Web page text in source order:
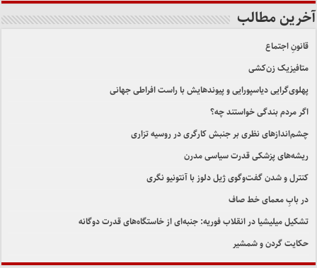
آخرین مطالب
قانونِ اجتماع
متافیزیک زن‌کشی
پهلوی‌گرایی دیاسپورایی و پیوندهایش با راست افراطی جهانی
اگر مردم بندگی خواستند چه؟
چشم‌اندازهای نظری بر جنبش کارگری در روسیه تزاری
ریشه‌های پزشکی قدرت سیاسی مدرن
کنترل و شدن گفت‌وگوی ژیل دلوز با آنتونیو نگری
در بابِ معمای خط صاف
تشکیل میلیشیا در انقلاب فوریه: جنبه‌ای از خاستگاه‌های قدرت دوگانه
حکایت گردن و شمشیر